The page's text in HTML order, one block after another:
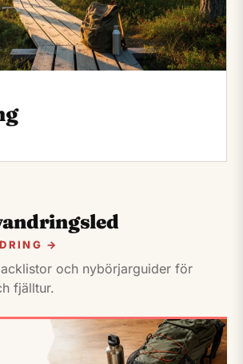
→
och nybörjarguider för
fjälltur.